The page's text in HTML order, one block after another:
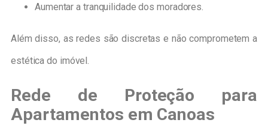
Aumentar a tranquilidade dos moradores.
Além disso, as redes são discretas e não comprometem a
estética do imóvel.
Rede de Proteção para
Apartamentos em Canoas